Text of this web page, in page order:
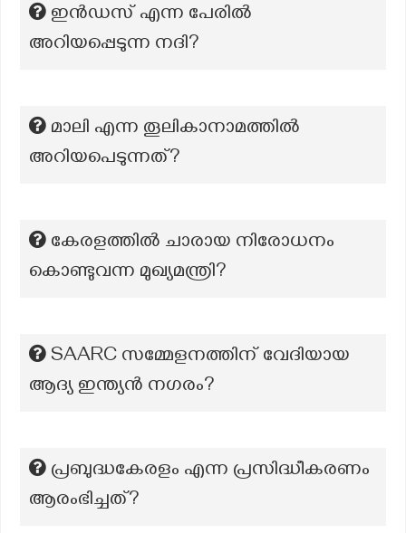
ഇൻഡസ് എന്ന പേരിൽ
അറിയപ്പെടുന്ന നദി?
മാലി എന്ന തൂലികാനാമത്തിൽ
അറിയപെടുന്നത്?
കേരളത്തിൽ ചാരായ നിരോധനം
കൊണ്ടുവന്ന മുഖ്യമന്ത്രി?
SAARC സമ്മേളനത്തിന് വേദിയായ
ആദ്യ ഇന്ത്യൻ നഗരം?
പ്രബുദ്ധകേരളം എന്ന പ്രസിദ്ധീകരണം
ആരംഭിച്ചത്?